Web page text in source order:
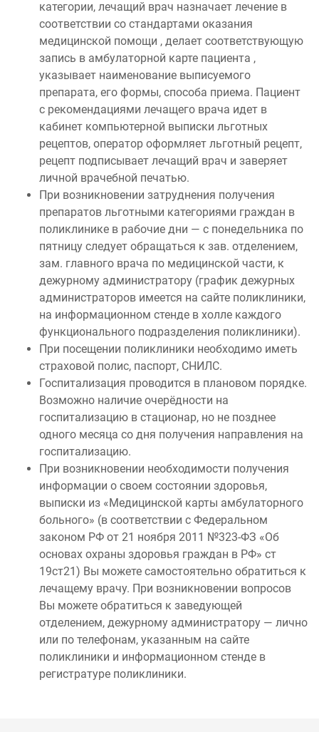
категории, лечащий врач назначает лечение в
соответствии со стандартами оказания
медицинской помощи , делает соответствующую
запись в амбулаторной карте пациента ,
указывает наименование выписуемого
препарата, его формы, способа приема. Пациент
с рекомендациями лечащего врача идет в
кабинет компьютерной выписки льготных
рецептов, оператор оформляет льготный рецепт,
рецепт подписывает лечащий врач и заверяет
личной врачебной печатью.
При возникновении затруднения получения
препаратов льготными категориями граждан в
поликлинике в рабочие дни — с понедельника по
пятницу следует обращаться к зав. отделением,
зам. главного врача по медицинской части, к
дежурному администратору (график дежурных
администраторов имеется на сайте поликлиники,
на информационном стенде в холле каждого
функционального подразделения поликлиники).
При посещении поликлиники необходимо иметь
страховой полис, паспорт, СНИЛС.
Госпитализация проводится в плановом порядке.
Возможно наличие очерёдности на
госпитализацию в стационар, но не позднее
одного месяца со дня получения направления на
госпитализацию.
При возникновении необходимости получения
информации о своем состоянии здоровья,
выписки из «Медицинской карты амбулаторного
больного» (в соответствии с Федеральном
законом РФ от 21 ноября 2011 №323-ФЗ «Об
основах охраны здоровья граждан в РФ» ст
19ст21) Вы можете самостоятельно обратиться к
лечащему врачу. При возникновении вопросов
Вы можете обратиться к заведующей
отделением, дежурному администратору — лично
или по телефонам, указанным на сайте
поликлиники и информационном стенде в
регистратуре поликлиники.